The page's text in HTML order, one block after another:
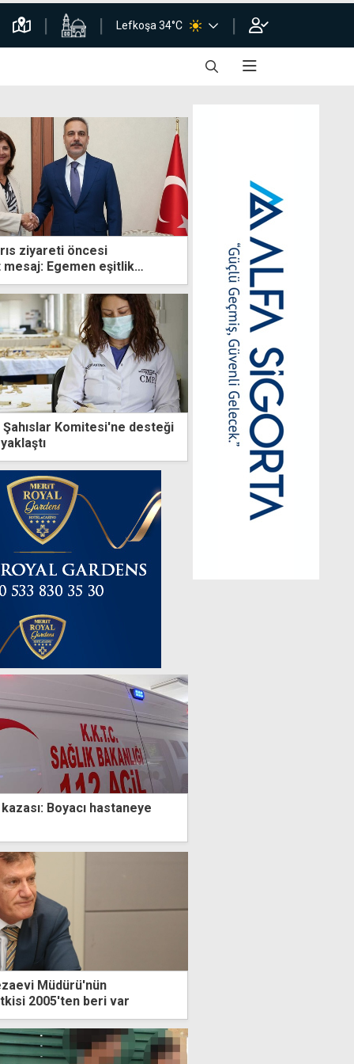
Lefkoşa 34°C
ziyareti öncesi
Egemen eşitlik
olmaz
Şahıslar Komitesi'ne desteği
Boyacı hastaneye
Müdürü'nün
2005'ten beri var